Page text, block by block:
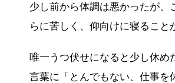
少し前から体調は悪かったが、
らに苦しく、仰向けに寝ること
唯一うつ伏せになると少し休め
言葉に「とんでもない、仕事を